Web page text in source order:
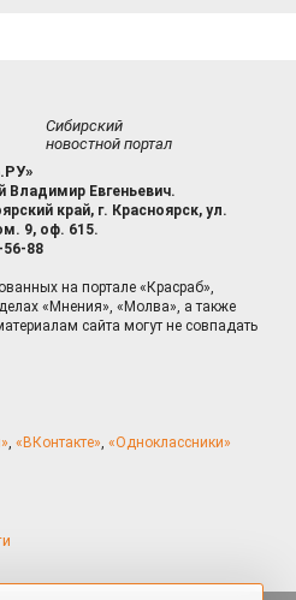
Сибирский
новостной портал
Владимир Евгеньевич.
край, г. Красноярск, ул.
9, оф. 615.
56-88
на портале «Красраб»,
«Мнения», «Молва», а также
сайта могут не совпадать
, «ВКонтакте», «Одноклассники»